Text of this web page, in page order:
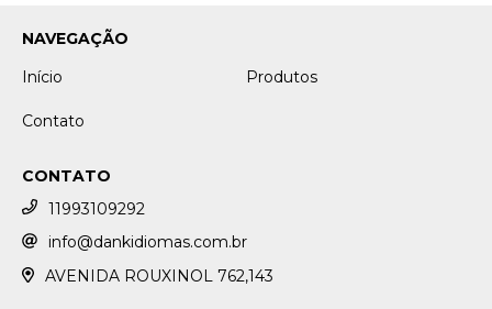
NAVEGAÇÃO
Início
Produtos
Contato
CONTATO
11993109292
info@dankidiomas.com.br
AVENIDA ROUXINOL 762,143